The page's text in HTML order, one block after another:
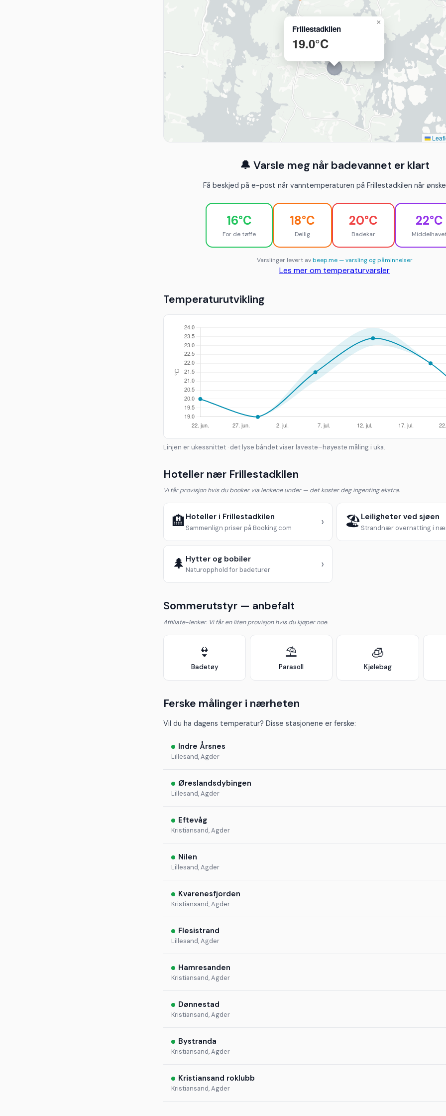
Frillestadkilen
19.0°C
×
🔔 Varsle meg når badevannet er klart
Få beskjed på e-post når vanntemperaturen på Frillestadkilen når
16°C
For de tøffe
18°C
Deilig
20°C
Badekar
22°C
Varslinger levert avbeep.me — varsling og påminnelser
Les mer om temperaturvarsler
Temperaturutvikling
Linjen er ukessnittet · det lyse båndet viser laveste–høyeste måling i uka.
Hoteller nær Frillestadkilen
Vi får provisjon hvis du booker via lenkene under — det koster deg ingenting ekstra.
🏨 Hoteller i Frillestadkilen
Sammenlign priser på Booking.com › 🏖️ Leiligheter ved sjøen
Strandnær overnatting i
🌲 Hytter og bobiler
Naturopphold for badeturer ›
Sommerutstyr — anbefalt
Affiliate-lenker. Vi får en liten provisjon hvis du kjøper noe.
👙
Badetøy
⛱️
Parasoll
🧊
Kjølebag
Ferske målinger i nærheten
Vil du ha dagens temperatur? Disse stasjonene er ferske:
Indre Årsnes
Lillesand, Agder
Øreslandsdybingen
Lillesand, Agder
Eftevåg
Kristiansand, Agder
Nilen
Lillesand, Agder
Kvarenesfjorden
Kristiansand, Agder
Flesistrand
Lillesand, Agder
Hamresanden
Kristiansand, Agder
Dønnestad
Kristiansand, Agder
Bystranda
Kristiansand, Agder
Kristiansand roklubb
Kristiansand, Agder